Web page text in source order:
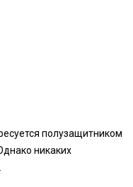
полузащитником
никаких